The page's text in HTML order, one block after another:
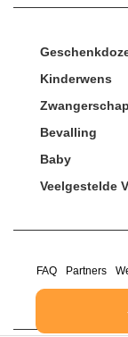
Kinderwens
Zwangerschap
Bevalling
Baby
Veelgestelde
FAQ Partners